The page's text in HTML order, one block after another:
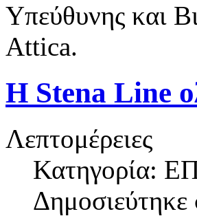
Υπεύθυνης και
Attica.
Η Stena Line
Λεπτομέρειες
Κατηγορία:
Δημοσιεύτηκε